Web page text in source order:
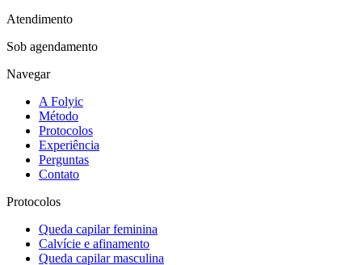
Atendimento
Sob agendamento
Navegar
A Folyic
Método
Protocolos
Experiência
Perguntas
Contato
Protocolos
Queda capilar feminina
Calvície e afinamento
Queda capilar masculina